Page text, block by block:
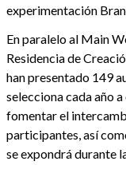
experimentación
En paralelo al Main
Residencia de
han presentado 149
selecciona cada año
fomentar el
participantes, así
se expondrá durante